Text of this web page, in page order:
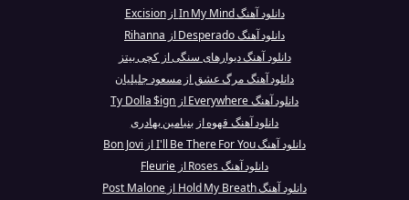
دانلود آهنگ In My Mind از Excision
دانلود آهنگ Desperado از Rihanna
دانلود آهنگ دیوارهای سنگی از کچی بیتز
دانلود آهنگ مرگ عشق از مسعود جلیلیان
دانلود آهنگ Everywhere از Ty Dolla $ign
دانلود آهنگ قهوه از بنیامین بهادری
دانلود آهنگ I'll Be There For You از Bon Jovi
دانلود آهنگ Roses از Fleurie
دانلود آهنگ Hold My Breath از Post Malone